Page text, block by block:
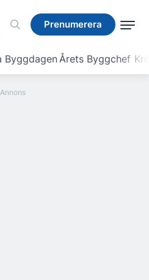
Prenumerera
ByggdagenÅrets Byggchef
Prenumerera